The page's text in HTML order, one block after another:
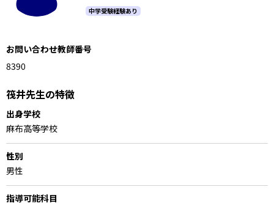
中学受験経験あり
お問い合わせ教師番号
1183910
筏井先生の特徴
出身学校
麻布高等学校
性別
男性
指導可能科目